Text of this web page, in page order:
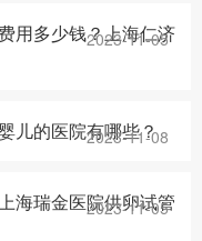
用多少钱？上海仁济
2023-11-05
儿的医院有哪些？
2023-11-08
海瑞金医院供卵试管
2023-11-05